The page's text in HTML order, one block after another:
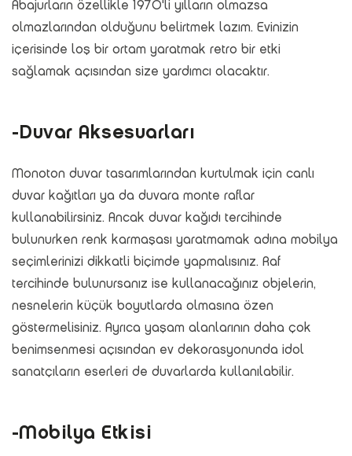
Abajurların özellikle 1970'li yılların olmazsa
olmazlarından olduğunu belirtmek lazım. Evinizin
içerisinde loş bir ortam yaratmak retro bir etki
sağlamak açısından size yardımcı olacaktır.
-Duvar Aksesuarları
Monoton duvar tasarımlarından kurtulmak için canlı
duvar kağıtları ya da duvara monte raflar
kullanabilirsiniz. Ancak duvar kağıdı tercihinde
bulunurken renk karmaşası yaratmamak adına mobilya
seçimlerinizi dikkatli biçimde yapmalısınız. Raf
tercihinde bulunursanız ise kullanacağınız objelerin,
nesnelerin küçük boyutlarda olmasına özen
göstermelisiniz. Ayrıca yaşam alanlarının daha çok
benimsenmesi açısından ev dekorasyonunda idol
sanatçıların eserleri de duvarlarda kullanılabilir.
-Mobilya Etkisi